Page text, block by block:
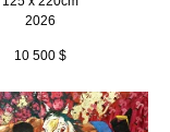
2026
10 500 $